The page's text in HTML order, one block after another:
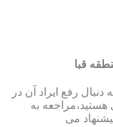
قبا
رفع ایراد آن در
به
می